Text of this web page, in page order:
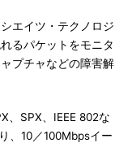
エイツ・テクノロジ
るパケットをモニタ
プチャなどの障害解
、SPX、IEEE 802な
、10／100Mbpsイー